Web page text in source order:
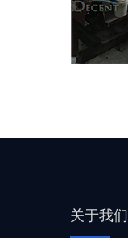
关于我们